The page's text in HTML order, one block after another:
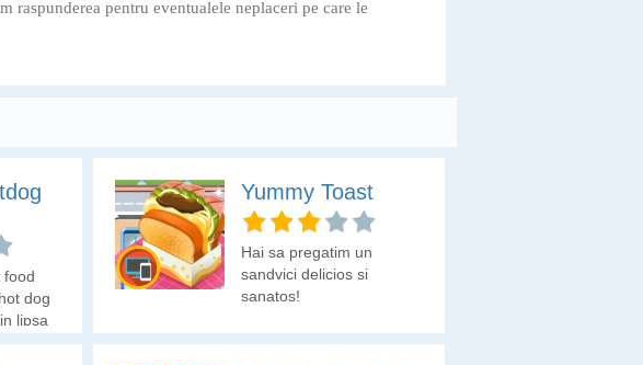
raspunderea pentru eventualele neplaceri pe care le
food
dog
lipsa
Yummy Toast
Hai sa pregatim un
sandvici delicios si
sanatos!